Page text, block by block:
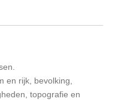
en rijk, bevolking,
topografie en